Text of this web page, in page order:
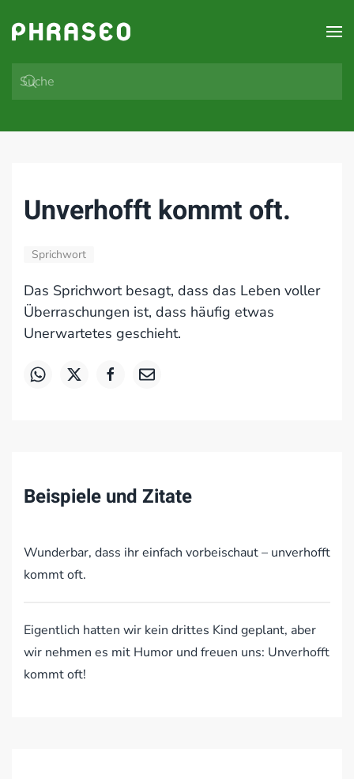
Zum Hauptinhalt springen
Unverhofft kommt oft.
Sprichwort
Das Sprichwort besagt, dass das Leben voller
Überraschungen ist, dass häufig etwas
Unerwartetes geschieht.
Beispiele und Zitate
Wunderbar, dass ihr einfach vorbeischaut – unverhofft
kommt oft.
Eigentlich hatten wir kein drittes Kind geplant, aber
wir nehmen es mit Humor und freuen uns: Unverhofft
kommt oft!